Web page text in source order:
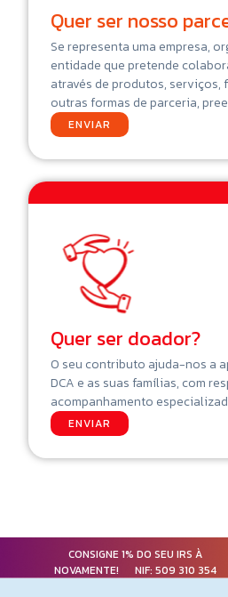
Quer ser nosso
Se representa uma empresa,
entidade que pretende
através de produtos, serviços,
outras formas de parceria,
ENVIAR
Quer ser doador?
O seu contributo ajuda-nos a
DCA e as suas famílias, com
acompanhamento
ENVIAR
CONSIGNE 1% DO SEU IRS À
NOVAMENTE! NIF:509 310 354